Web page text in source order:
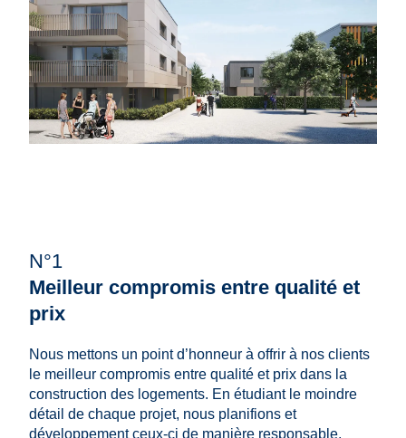
N°1
Meilleur compromis entre qualité et
prix
Nous mettons un point d’honneur à offrir à nos clients
le meilleur compromis entre qualité et prix dans la
construction des logements. En étudiant le moindre
détail de chaque projet, nous planifions et
développement ceux-ci de manière responsable,